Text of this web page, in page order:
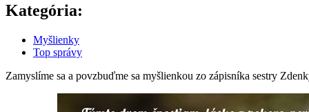
Kategória:
Myšlienky
Top správy
Zamyslíme sa a povzbuďme sa myšlienkou zo zápisníka sestry